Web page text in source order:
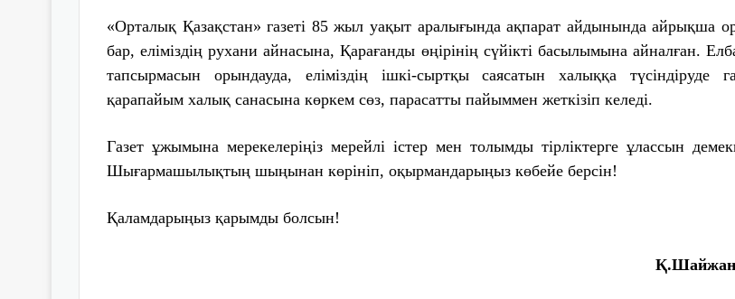
«Орталық Қазақстан» газеті 85 жыл уақыт аралығында ақпарат айдынында айрықша
бар, еліміздің рухани айнасына, Қарағанды өңірінің сүйікті басылымына айналған.
тапсырмасын орындауда, еліміздің ішкі-сыртқы саясатын халыққа түсіндіруде
қарапайым халық санасына көркем сөз, парасатты пайыммен жеткізіп келеді.
Газет ұжымына мерекелеріңіз мерейлі істер мен толымды тірліктерге ұлассын
Шығармашылықтың шыңынан көрініп, оқырмандарыңыз көбейе берсін!
Қаламдарыңыз қарымды болсын!
Қ.Ш